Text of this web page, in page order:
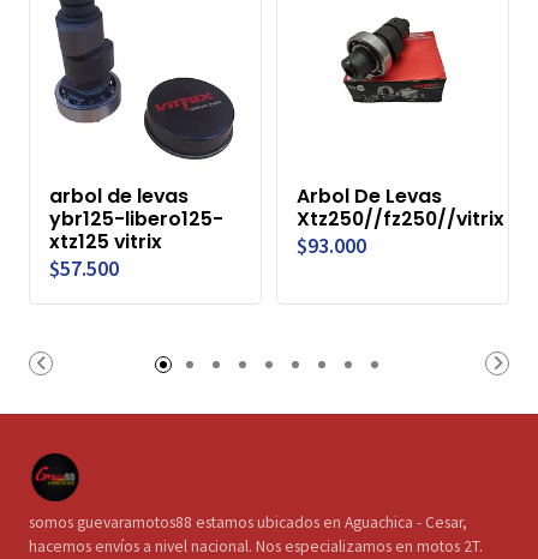
arbol de levas
ybr125-libero125-
xtz125 vitrix
$57.500
Arbol De Levas
Xtz250//fz250//vitrix
$93.000
somos guevaramotos88 estamos ubicados en Aguachica - Cesar,
hacemos envíos a nivel nacional. Nos especializamos en motos 2T.